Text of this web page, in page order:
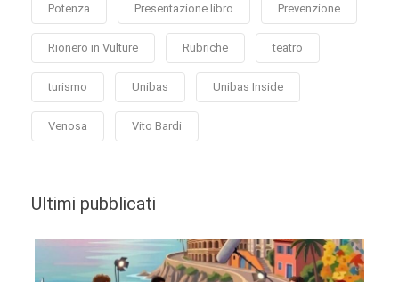
Potenza Presentazione libro Prevenzione
Rionero in Vulture Rubriche teatro
turismo Unibas Unibas Inside
Venosa Vito Bardi
Ultimi pubblicati